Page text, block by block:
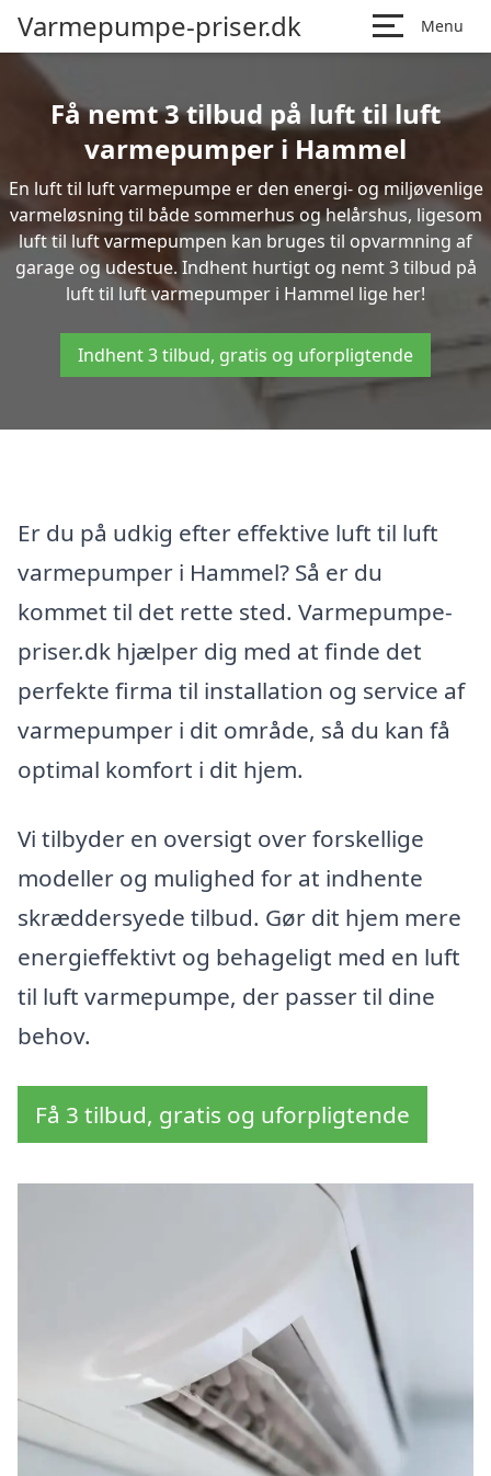
Varmepumpe-priser.dk Menu
Få nemt 3 tilbud på luft til luft
varmepumper i Hammel
En luft til luft varmepumpe er den energi- og miljøvenlige
varmeløsning til både sommerhus og helårshus, ligesom
luft til luft varmepumpen kan bruges til opvarmning af
garage og udestue. Indhent hurtigt og nemt 3 tilbud på
luft til luft varmepumper i Hammel lige her!
Indhent 3 tilbud, gratis og uforpligtende
Er du på udkig efter effektive luft til luft
varmepumper i Hammel? Så er du
kommet til det rette sted. Varmepumpe-
priser.dk hjælper dig med at finde det
perfekte firma til installation og service af
varmepumper i dit område, så du kan få
optimal komfort i dit hjem.
Vi tilbyder en oversigt over forskellige
modeller og mulighed for at indhente
skræddersyede tilbud. Gør dit hjem mere
energieffektivt og behageligt med en luft
til luft varmepumpe, der passer til dine
behov.
Få 3 tilbud, gratis og uforpligtende